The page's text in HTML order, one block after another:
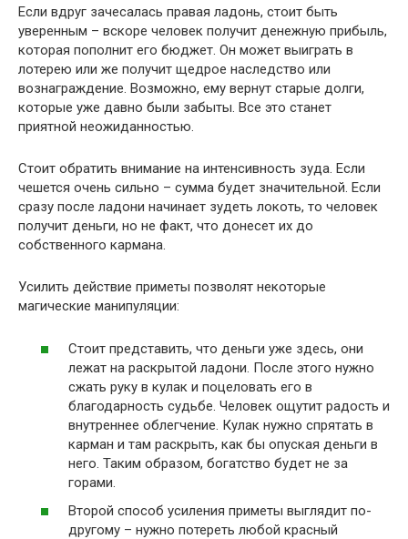
Если вдруг зачесалась правая ладонь, стоит быть
уверенным – вскоре человек получит денежную прибыль,
которая пополнит его бюджет. Он может выиграть в
лотерею или же получит щедрое наследство или
вознаграждение. Возможно, ему вернут старые долги,
которые уже давно были забыты. Все это станет
приятной неожиданностью.
Стоит обратить внимание на интенсивность зуда. Если
чешется очень сильно – сумма будет значительной. Если
сразу после ладони начинает зудеть локоть, то человек
получит деньги, но не факт, что донесет их до
собственного кармана.
Усилить действие приметы позволят некоторые
магические манипуляции:
Стоит представить, что деньги уже здесь, они
лежат на раскрытой ладони. После этого нужно
сжать руку в кулак и поцеловать его в
благодарность судьбе. Человек ощутит радость и
внутреннее облегчение. Кулак нужно спрятать в
карман и там раскрыть, как бы опуская деньги в
него. Таким образом, богатство будет не за
горами.
Второй способ усиления приметы выглядит по-
другому – нужно потереть любой красный